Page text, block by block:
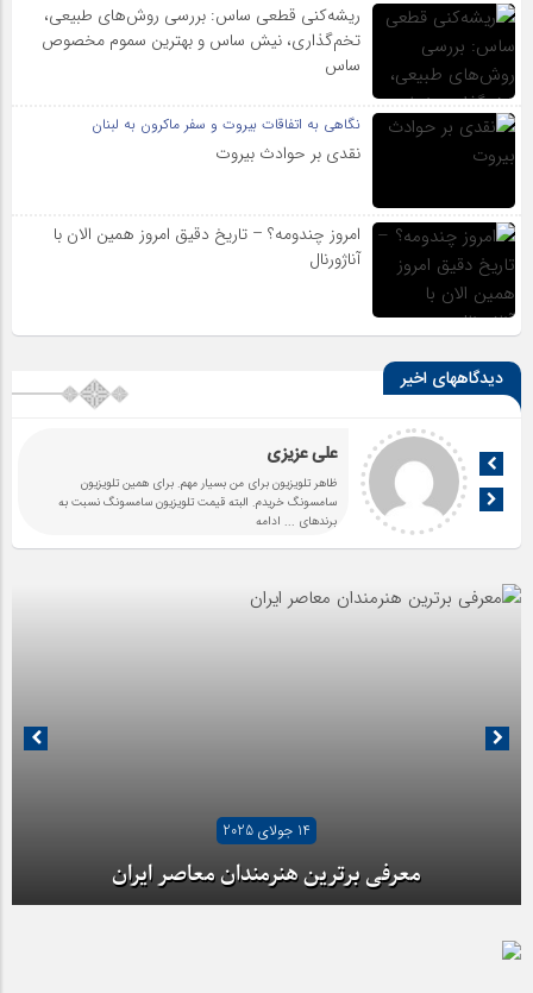
ریشه‌کنی قطعی ساس: بررسی روش‌های طبیعی،
تخم‌گذاری، نیش ساس و بهترین سموم مخصوص
ساس
نگاهی به اتفاقات بیروت و سفر ماکرون به لبنان
نقدی بر حوادث بیروت
امروز چندومه؟ – تاریخ دقیق امروز همین الان با
آناژورنال
دیدگاههای اخیر
علی عزیزی
ظاهر تلویزیون برای من بسیار مهم. برای همین تلویزیون
سامسونگ خریدم. البته قیمت تلویزیون سامسونگ نسبت به
برندهای ... ادامه
14 جولای 2025
معرفی برترین هنرمندان معاصر ایران